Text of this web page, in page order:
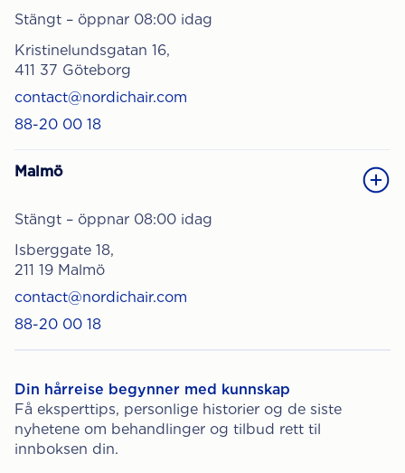
Stängt – öppnar 08:00 idag
Kristinelundsgatan 16,
411 37 Göteborg
contact@nordichair.com
88-20 00 18
Malmö
Stängt – öppnar 08:00 idag
Isberggate 18,
211 19 Malmö
contact@nordichair.com
88-20 00 18
Din hårreise begynner med kunnskap
Få eksperttips, personlige historier og de siste
nyhetene om behandlinger og tilbud rett til
innboksen din.